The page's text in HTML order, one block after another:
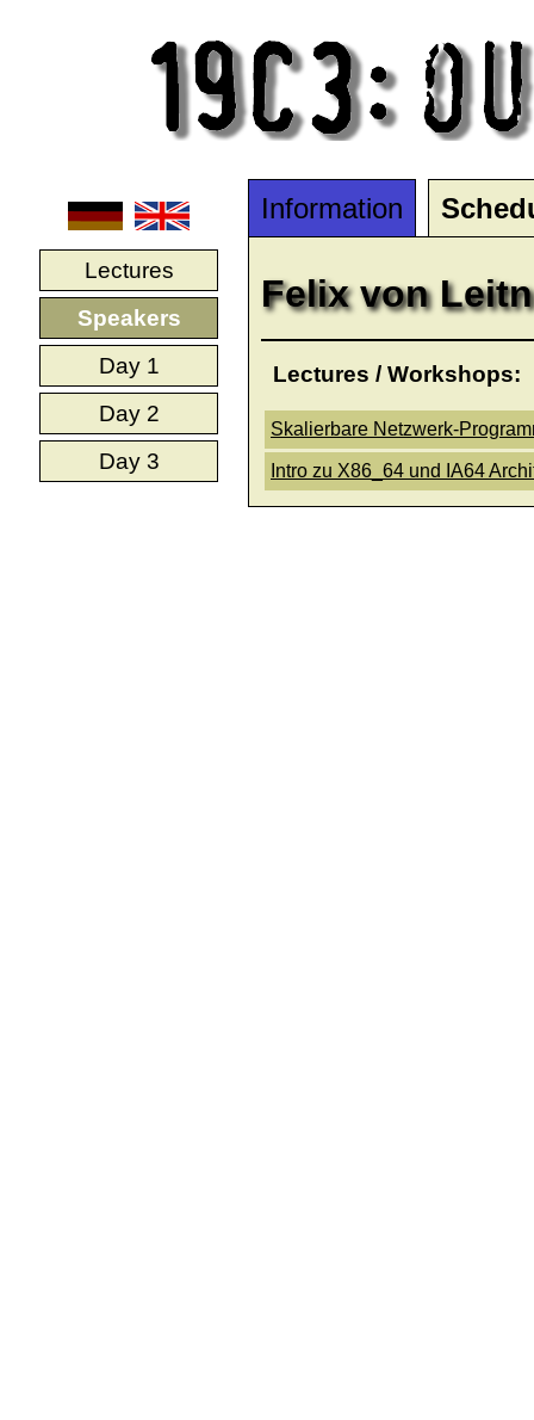
Lectures
Speakers
Day 1
Day 2
Day 3
Information
Felix von
Lectures / Workshops:
Skalierbare Netzwerk-
Intro zu X86_64 und IA64